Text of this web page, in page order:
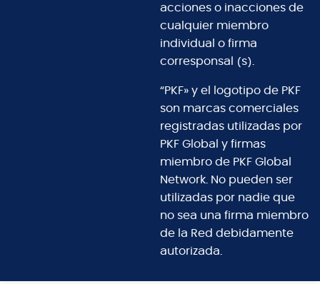
acciones o inacciones de
cualquier miembro
individual o firma
corresponsal (s).
“PKF» y el logotipo de PKF
son marcas comerciales
registradas utilizadas por
PKF Global y firmas
miembro de PKF Global
Network. No pueden ser
utilizadas por nadie que
no sea una firma miembro
de la Red debidamente
autorizada.